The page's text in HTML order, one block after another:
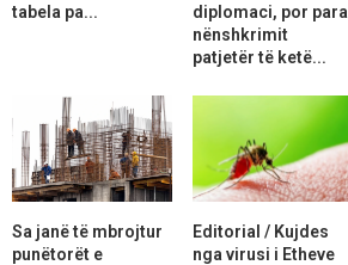
tabela pa...
diplomaci, por para
nënshkrimit
patjetër të ketë...
Sa janë të mbrojtur
punëtorët e
Editorial / Kujdes
nga virusi i Etheve